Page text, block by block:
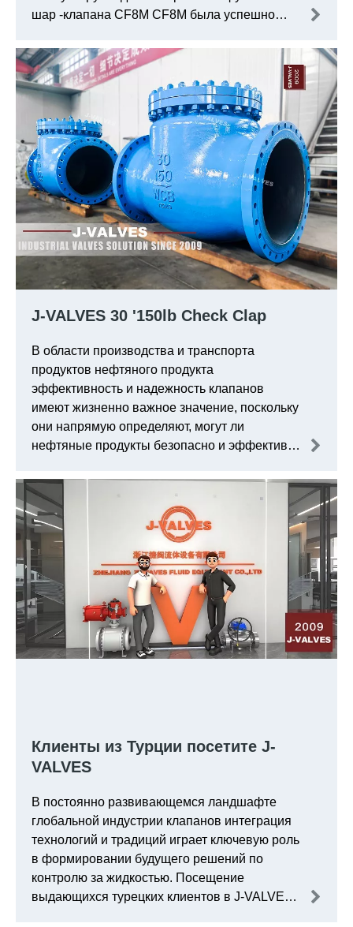
шар -клапана CF8M CF8M была успешно
продвигать местные промышленные
проекты. Этот случай также стал еще одной
моделью для {T1] для обслуживания
мирового рынка.
J-VALVES 30 '150lb Check Clap
В области производства и транспорта
продуктов нефтяного продукта
эффективность и надежность клапанов
имеют жизненно важное значение, поскольку
они напрямую определяют, могут ли
нефтяные продукты безопасно и эффективно
предприятие, посвященное промышленному
клапану, так что
Клиенты из Турции посетите J-
VALVES
В постоянно развивающемся ландшафте
глобальной индустрии клапанов интеграция
технологий и традиций играет ключевую роль
в формировании будущего решений по
контролю за жидкостью. Посещение
выдающихся турецких клиентов в J-VALVES -